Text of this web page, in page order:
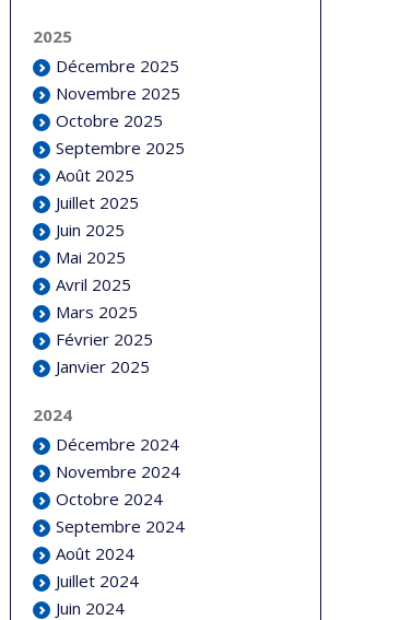
2025
Décembre 2025
Novembre 2025
Octobre 2025
Septembre 2025
Août 2025
Juillet 2025
Juin 2025
Mai 2025
Avril 2025
Mars 2025
Février 2025
Janvier 2025
2024
Décembre 2024
Novembre 2024
Octobre 2024
Septembre 2024
Août 2024
Juillet 2024
Juin 2024